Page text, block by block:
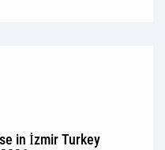
in İzmir Turkey